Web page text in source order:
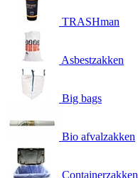
TRASHman
Asbestzakken
Big bags
Bio afvalzakken
Containerzakken